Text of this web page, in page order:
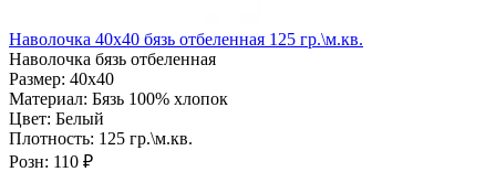
Наволочка 40х40 бязь отбеленная 125 гр.\м.кв.
Наволочка бязь отбеленная
Размер: 40х40
Материал: Бязь 100% хлопок
Цвет: Белый
Плотность: 125 гр.\м.кв.
Розн: 110 ₽